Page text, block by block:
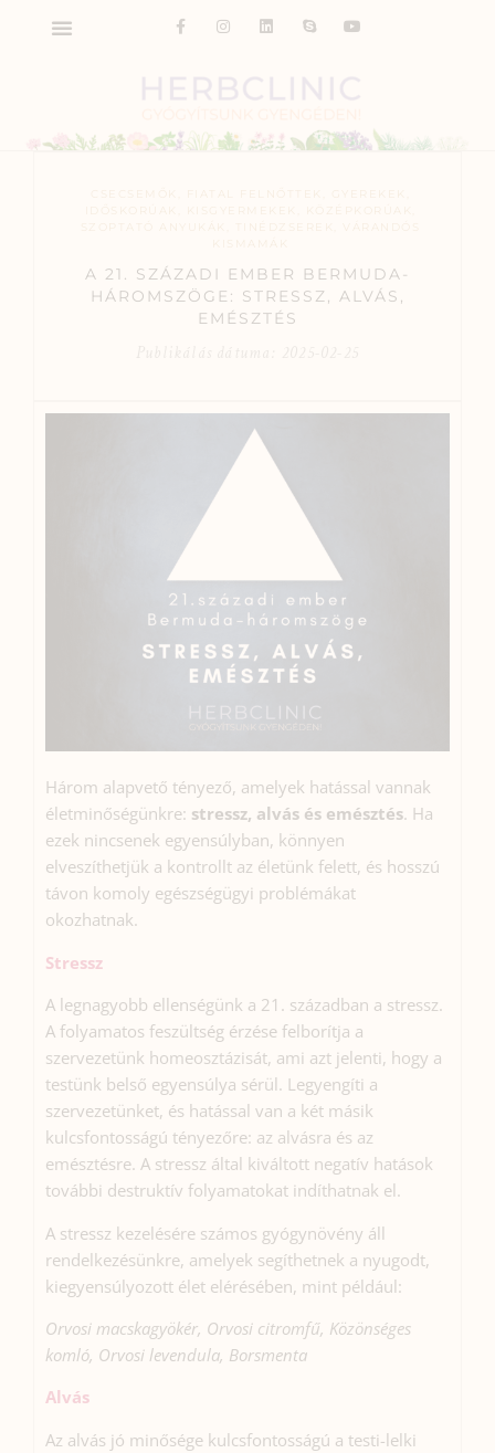
A 21. SZÁZADI EMBER BERMUDA-
HÁROMSZÖGE: STRESSZ, ALVÁS,
EMÉSZTÉS
Három alapvető tényező, amelyek hatással vannak
életminőségünkre: stressz, alvás és emésztés. Ha
ezek nincsenek egyensúlyban, könnyen
elveszíthetjük a kontrollt az életünk felett, és hosszú
távon komoly egészségügyi problémákat
okozhatnak.
Stressz
A legnagyobb ellenségünk a 21. században a stressz.
A folyamatos feszültség érzése felborítja a
szervezetünk homeosztázisát, ami azt jelenti, hogy a
testünk belső egyensúlya sérül. Legyengíti a
szervezetünket, és hatással van a két másik
kulcsfontosságú tényezőre: az alvásra és az
emésztésre. A stressz által kiváltott negatív hatások
további destruktív folyamatokat indíthatnak el.
A stressz kezelésére számos gyógynövény áll
rendelkezésünkre, amelyek segíthetnek a nyugodt,
kiegyensúlyozott élet elérésében, mint például:
Orvosi macskagyökér, Orvosi citromfű, Közönséges
komló, Orvosi levendula, Borsmenta
Alvás
Az alvás jó minősége kulcsfontosságú a testi-lelki